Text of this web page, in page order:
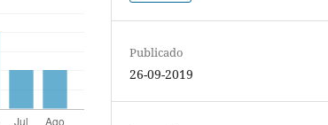
Publicado
26-09-2019